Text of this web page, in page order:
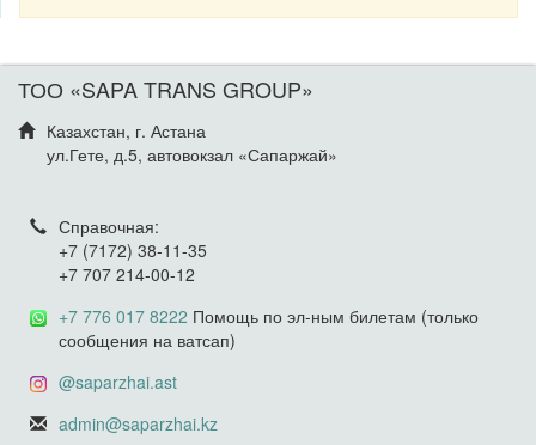
ТОО «SAPA TRANS GROUP»
Казахстан, г. Астана
ул.Гете, д.5, автовокзал «Сапаржай»
Справочная:
+7 (7172) 38-11-35
+7 707 214-00-12
+7 776 017 8222 Помощь по эл-ным билетам (только
сообщения на ватсап)
@saparzhai.ast
admin@saparzhai.kz